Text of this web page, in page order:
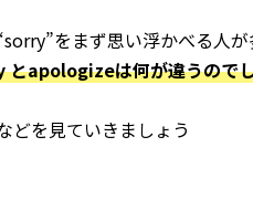
をまず思い浮かべる人が
とapologizeは何が違うので
どを見ていきましょう